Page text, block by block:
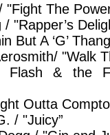
The
"Rapper’s
But A ‘G’
"Walk
Flash & the
Outta
/ "Juicy”